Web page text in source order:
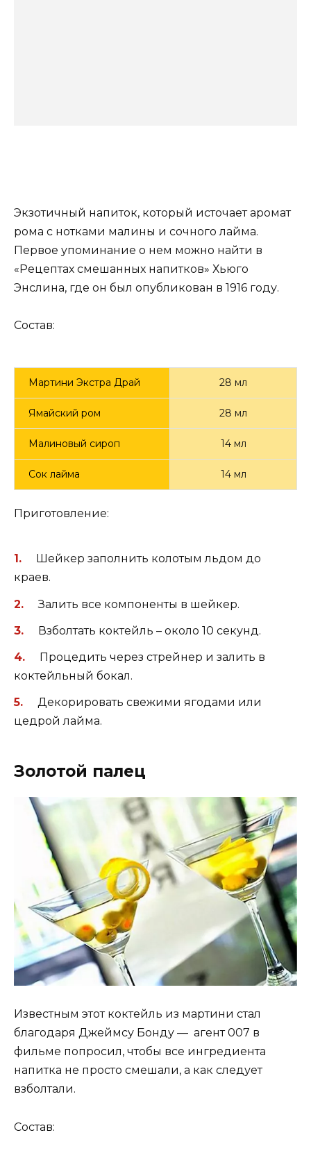
Экзотичный напиток, который источает аромат
рома с нотками малины и сочного лайма.
Первое упоминание о нем можно найти в
«Рецептах смешанных напитков» Хьюго
Энслина, где он был опубликован в 1916 году.
Состав:
Мартини Экстра Драй 28 мл
Ямайский ром 28 мл
Малиновый сироп 14 мл
Сок лайма 14 мл
Приготовление:
Шейкер заполнить колотым льдом до
краев.
Залить все компоненты в шейкер.
Взболтать коктейль – около 10 секунд.
Процедить через стрейнер и залить в
коктейльный бокал.
Декорировать свежими ягодами или
цедрой лайма.
Золотой палец
Известным этот коктейль из мартини стал
благодаря Джеймсу Бонду — агент 007 в
фильме попросил, чтобы все ингредиента
напитка не просто смешали, а как следует
взболтали.
Состав: